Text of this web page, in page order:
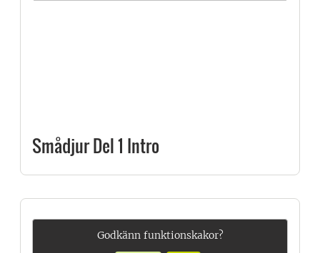
Smådjur Del 1 Intro
Godkänn funktionskakor?